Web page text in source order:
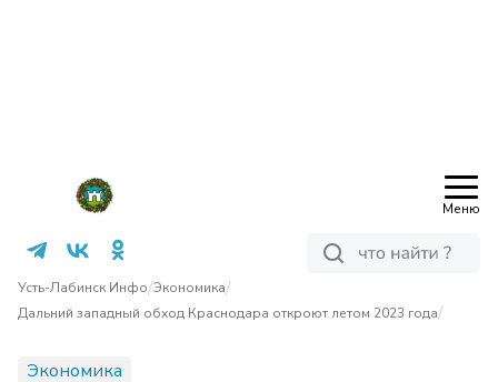
Меню
Усть-Лабинск Инфо/Экономика/
Дальний западный обход Краснодара откроют летом 2023 года/
Экономика